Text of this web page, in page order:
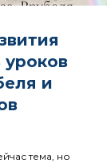
уроков
и
тема, но